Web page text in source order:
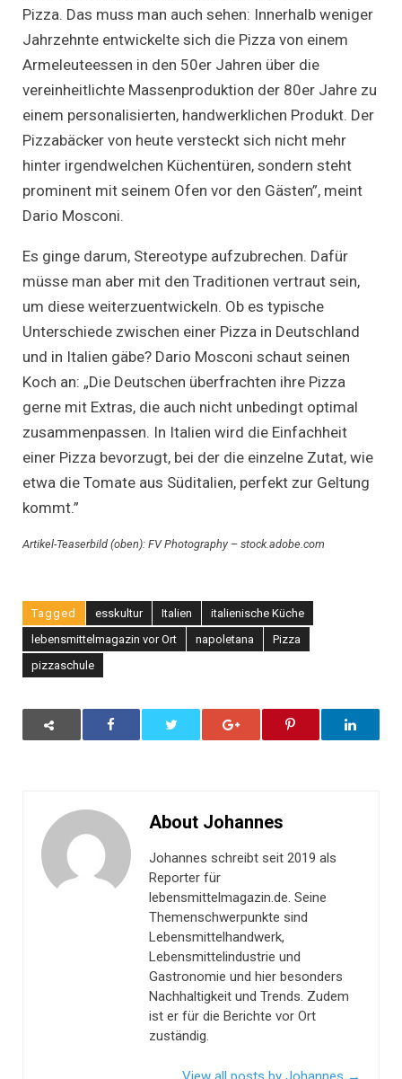
Pizza. Das muss man auch sehen: Innerhalb weniger
Jahrzehnte entwickelte sich die Pizza von einem
Armeleuteessen in den 50er Jahren über die
vereinheitlichte Massenproduktion der 80er Jahre zu
einem personalisierten, handwerklichen Produkt. Der
Pizzabäcker von heute versteckt sich nicht mehr
hinter irgendwelchen Küchentüren, sondern steht
prominent mit seinem Ofen vor den Gästen”, meint
Dario Mosconi.
Es ginge darum, Stereotype aufzubrechen. Dafür
müsse man aber mit den Traditionen vertraut sein,
um diese weiterzuentwickeln. Ob es typische
Unterschiede zwischen einer Pizza in Deutschland
und in Italien gäbe? Dario Mosconi schaut seinen
Koch an: „Die Deutschen überfrachten ihre Pizza
gerne mit Extras, die auch nicht unbedingt optimal
zusammenpassen. In Italien wird die Einfachheit
einer Pizza bevorzugt, bei der die einzelne Zutat, wie
etwa die Tomate aus Süditalien, perfekt zur Geltung
kommt.”
Artikel-Teaserbild (oben): FV Photography – stock.adobe.com
Tagged esskultur Italien
italienische Küche
lebensmittelmagazin vor Ort
napoletana
Pizza
pizzaschule
About Johannes
Johannes schreibt seit 2019 als
Reporter für
lebensmittelmagazin.de. Seine
Themenschwerpunkte sind
Lebensmittelhandwerk,
Lebensmittelindustrie und
Gastronomie und hier besonders
Nachhaltigkeit und Trends. Zudem
ist er für die Berichte vor Ort
zuständig.